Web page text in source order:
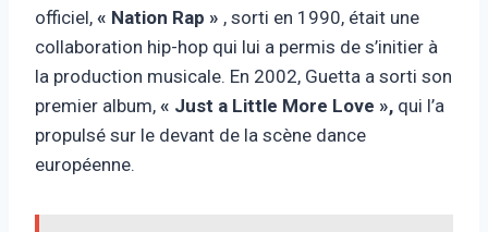
officiel, « Nation Rap » , sorti en 1990, était une
collaboration hip-hop qui lui a permis de s’initier à
la production musicale. En 2002, Guetta a sorti son
premier album, « Just a Little More Love », qui l’a
propulsé sur le devant de la scène dance
européenne.